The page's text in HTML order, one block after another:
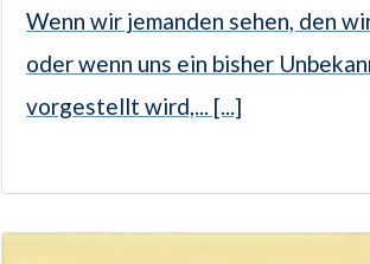
Wenn wir jemanden sehen, den
oder wenn uns ein bisher
vorgestellt wird,... [...]